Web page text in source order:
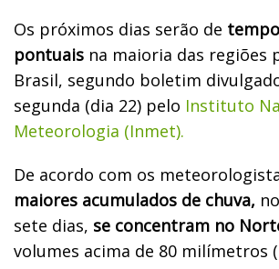
Os próximos dias serão de
pontuais na maioria das regiões
Brasil, segundo boletim
segunda (dia 22) pelo Instituto
Meteorologia (Inmet).
De acordo com os
maiores acumulados de chuva,
sete dias, se concentram no
volumes acima de 80 milímetros